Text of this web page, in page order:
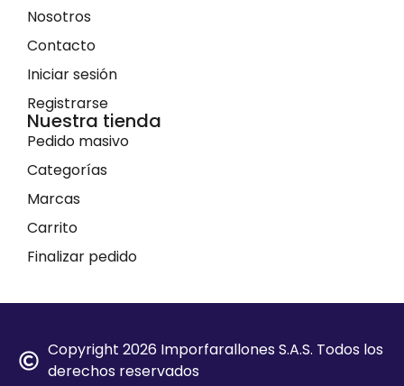
Nosotros
Contacto
Iniciar sesión
Registrarse
Nuestra tienda
Pedido masivo
Categorías
Marcas
Carrito
Finalizar pedido
Copyright 2026 Imporfarallones S.A.S. Todos los
derechos reservados